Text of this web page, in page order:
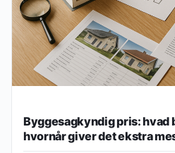
Byggesagkyndig pris: hvad
hvornår giver det ekstra